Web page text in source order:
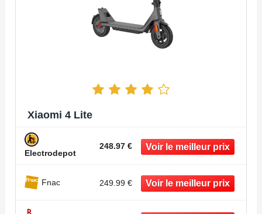
Xiaomi 4 Lite
Electrodepot
248.97 €
Fnac 249.99 €